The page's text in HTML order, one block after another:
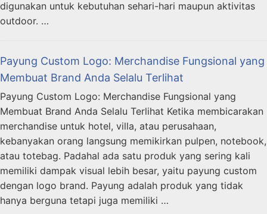
digunakan untuk kebutuhan sehari-hari maupun aktivitas
outdoor. …
Payung Custom Logo: Merchandise Fungsional yang
Membuat Brand Anda Selalu Terlihat
Payung Custom Logo: Merchandise Fungsional yang
Membuat Brand Anda Selalu Terlihat Ketika membicarakan
merchandise untuk hotel, villa, atau perusahaan,
kebanyakan orang langsung memikirkan pulpen, notebook,
atau totebag. Padahal ada satu produk yang sering kali
memiliki dampak visual lebih besar, yaitu payung custom
dengan logo brand. Payung adalah produk yang tidak
hanya berguna tetapi juga memiliki …